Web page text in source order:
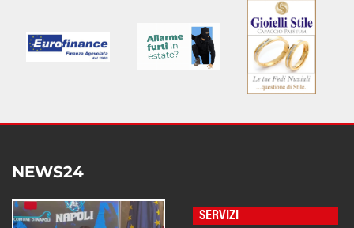
NEWS24
SERVIZI